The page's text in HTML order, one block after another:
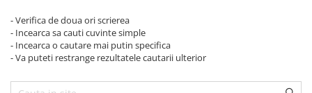
Salopete
Tricouri si topuri
Fuste
Sacouri
- Verifica de doua ori scrierea
- Incearca sa cauti cuvinte simple
- Incearca o cautare mai putin specifica
- Va puteti restrange rezultatele cautarii ulterior